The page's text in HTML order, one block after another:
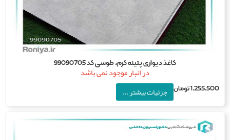
کاغذ دیواری پتینه کرم، طوسی کد 99090705
در انبار موجود نمی باشد
تومان جزئیات بیشتر ...